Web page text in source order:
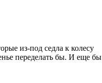
из-под седла к колесу
переделать бы. И еще бы